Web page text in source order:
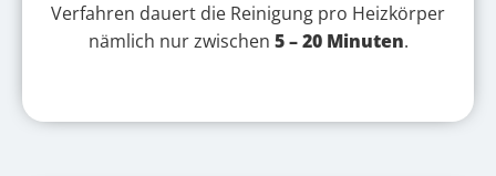
Verfahren dauert die Reinigung pro Heizkörper
nämlich nur zwischen 5 – 20 Minuten.